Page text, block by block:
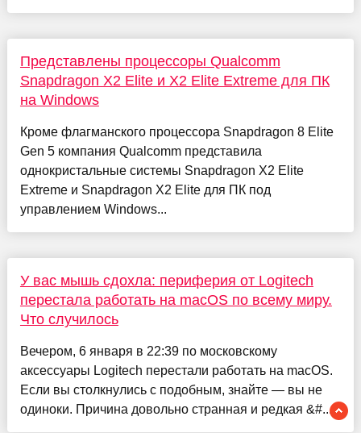
Представлены процессоры Qualcomm
Snapdragon X2 Elite и X2 Elite Extreme для ПК
на Windows
Кроме флагманского процессора Snapdragon 8 Elite
Gen 5 компания Qualcomm представила
однокристальные системы Snapdragon X2 Elite
Extreme и Snapdragon X2 Elite для ПК под
управлением Windows...
У вас мышь сдохла: периферия от Logitech
перестала работать на macOS по всему миру.
Что случилось
Вечером, 6 января в 22:39 по московскому
аксессуары Logitech перестали работать на macOS.
Если вы столкнулись с подобным, знайте — вы не
одиноки. Причина довольно странная и редкая &#...